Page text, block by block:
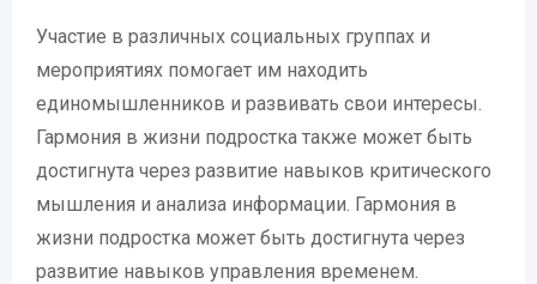
Участие в различных социальных группах и
мероприятиях помогает им находить
единомышленников и развивать свои интересы.
Гармония в жизни подростка также может быть
достигнута через развитие навыков критического
мышления и анализа информации. Гармония в
жизни подростка может быть достигнута через
развитие навыков управления временем.